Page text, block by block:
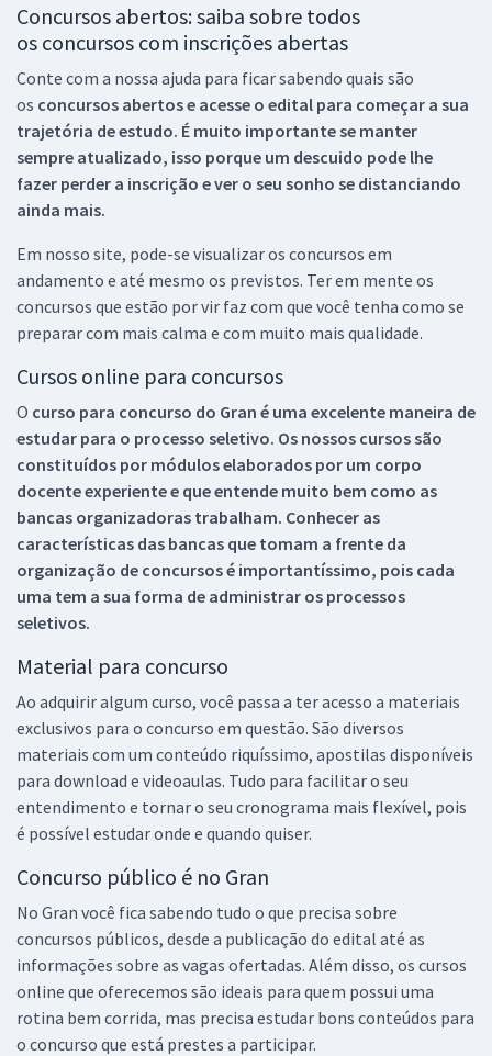
Concursos abertos: saiba sobre todos
os concursos com inscrições abertas
Conte com a nossa ajuda para ficar sabendo quais são
os concursos abertos e acesse o edital para começar a sua
trajetória de estudo. É muito importante se manter
sempre atualizado, isso porque um descuido pode lhe
fazer perder a inscrição e ver o seu sonho se distanciando
ainda mais.
Em nosso site, pode-se visualizar os concursos em
andamento e até mesmo os previstos. Ter em mente os
concursos que estão por vir faz com que você tenha como se
preparar com mais calma e com muito mais qualidade.
Cursos online para concursos
O curso para concurso do Gran é uma excelente maneira de
estudar para o processo seletivo. Os nossos cursos são
constituídos por módulos elaborados por um corpo
docente experiente e que entende muito bem como as
bancas organizadoras trabalham. Conhecer as
características das bancas que tomam a frente da
organização de concursos é importantíssimo, pois cada
uma tem a sua forma de administrar os processos
seletivos.
Material para concurso
Ao adquirir algum curso, você passa a ter acesso a materiais
exclusivos para o concurso em questão. São diversos
materiais com um conteúdo riquíssimo, apostilas disponíveis
para download e videoaulas. Tudo para facilitar o seu
entendimento e tornar o seu cronograma mais flexível, pois
é possível estudar onde e quando quiser.
Concurso público é no Gran
No Gran você fica sabendo tudo o que precisa sobre
concursos públicos, desde a publicação do edital até as
informações sobre as vagas ofertadas. Além disso, os cursos
online que oferecemos são ideais para quem possui uma
rotina bem corrida, mas precisa estudar bons conteúdos para
o concurso que está prestes a participar.